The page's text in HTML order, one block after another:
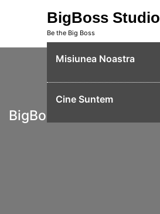
BigBoss Studio
Be the Big Boss
Misiunea Noastra
Cine Suntem
BigBoss Studio